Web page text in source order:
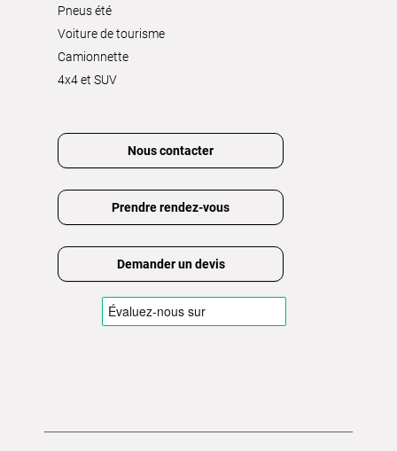
Pneus été
Voiture de tourisme
Camionnette
4x4 et SUV
Nous contacter
Prendre rendez-vous
Demander un devis